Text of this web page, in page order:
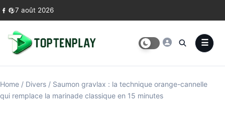
Skip to content
7 août 2026
Home / Divers / Saumon gravlax : la technique orange-cannelle
qui remplace la marinade classique en 15 minutes